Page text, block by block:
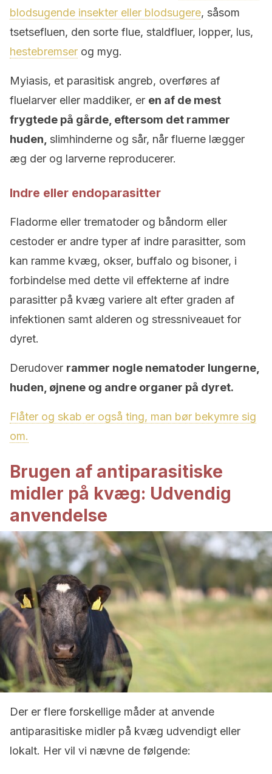
blodsugende insekter eller blodsugere, såsom
tsetsefluen, den sorte flue, staldfluer, lopper, lus,
hestebremser og myg.
Myiasis, et parasitisk angreb, overføres af
fluelarver eller maddiker, er en af de mest
frygtede på gårde, eftersom det rammer
huden, slimhinderne og sår, når fluerne lægger
æg der og larverne reproducerer.
Indre eller endoparasitter
Fladorme eller trematoder og båndorm eller
cestoder er andre typer af indre parasitter, som
kan ramme kvæg, okser, buffalo og bisoner, i
forbindelse med dette vil effekterne af indre
parasitter på kvæg variere alt efter graden af
infektionen samt alderen og stressniveauet for
dyret.
Derudover rammer nogle nematoder lungerne,
huden, øjnene og andre organer på dyret.
Flåter og skab er også ting, man bør bekymre sig
om.
Brugen af antiparasitiske
midler på kvæg: Udvendig
anvendelse
Der er flere forskellige måder at anvende
antiparasitiske midler på kvæg udvendigt eller
lokalt. Her vil vi nævne de følgende: